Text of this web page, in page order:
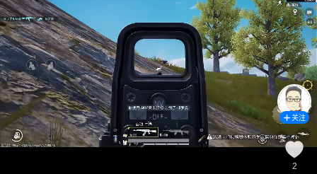
关注
2